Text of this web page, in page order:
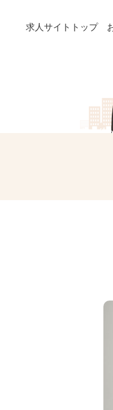
信越ビル美装株式会社
求人サイトトップ